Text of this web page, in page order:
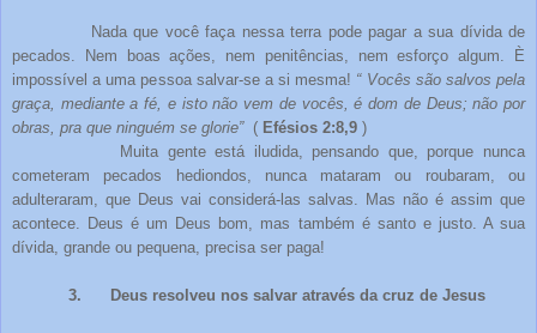
Nada que você faça nessa terra pode pagar a sua dívida de
pecados. Nem boas ações, nem penitências, nem esforço algum. È
impossível a uma pessoa salvar-se a si mesma! “ Vocês são salvos pela
graça, mediante a fé, e isto não vem de vocês, é dom de Deus; não por
obras, pra que ninguém se glorie” ( Efésios 2:8,9 )
Muita gente está iludida, pensando que, porque nunca
cometeram pecados hediondos, nunca mataram ou roubaram, ou
adulteraram, que Deus vai considerá-las salvas. Mas não é assim que
acontece. Deus é um Deus bom, mas também é santo e justo. A sua
dívida, grande ou pequena, precisa ser paga!
3. Deus resolveu nos salvar através da cruz de Jesus